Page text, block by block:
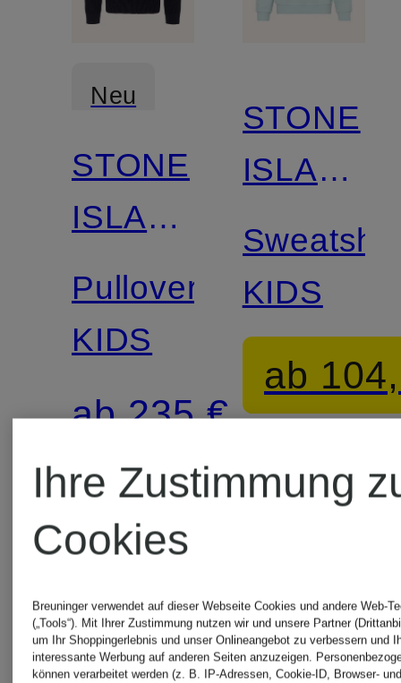
Neu
STONE
ISLAND
JUNIOR
Pullover
KIDS
ab 235 €
STONE
ISLAND
JUNIOR
KIDS
ab
145 €
Ihre Zustimmung
Cookies
Breuninger verwendet auf dieser Webseite Cookies und andere Web-
(„Tools“). Mit Ihrer Zustimmung nutzen wir und unsere Partner
um Ihr Shoppingerlebnis und unser Onlineangebot zu verbessern und
interessante Werbung auf anderen Seiten anzuzeigen.
können verarbeitet werden (z. B. IP-Adressen, Cookie-ID, Browser-